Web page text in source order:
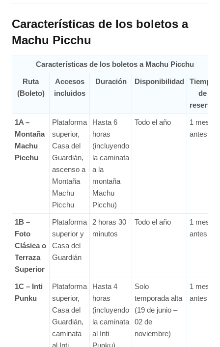
Características de los boletos a
Machu Picchu
Características de los boletos a Machu Picchu
Ruta
(Boleto)
Accesos
incluidos
Duración Disponibilidad
Tiempo
de
reserva
1A –
Montaña
Machu
Picchu
Plataforma
superior,
Casa del
Guardián,
ascenso a
Montaña
Machu
Picchu
Hasta 6
horas
(incluyendo
la caminata
a la
montaña
Machu
Picchu)
Todo el año
1 mes
antes
1B –
Foto
Clásica o
Terraza
Superior
Plataforma
superior y
Casa del
Guardián
2 horas 30
minutos
Todo el año
1 mes
antes
1C – Inti
Punku
Plataforma
superior,
Casa del
Guardián,
caminata
al Inti
Hasta 4
horas
(incluyendo
la caminata
al Inti
Punku)
Solo
temporada alta
(19 de junio –
02 de
noviembre)
1 mes
antes